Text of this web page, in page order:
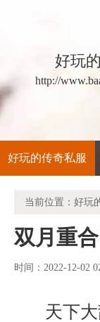
好玩
http://
好玩的传奇私服
当前位置： 好玩
双月重
时间：2022-12-02
天下